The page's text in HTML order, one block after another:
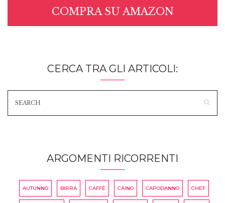
COMPRA SU AMAZON
CERCA TRA GLI ARTICOLI:
ARGOMENTI RICORRENTI
AUTUNNO BIRRA CAFFÈ CAINO CAPODANNO CHEF